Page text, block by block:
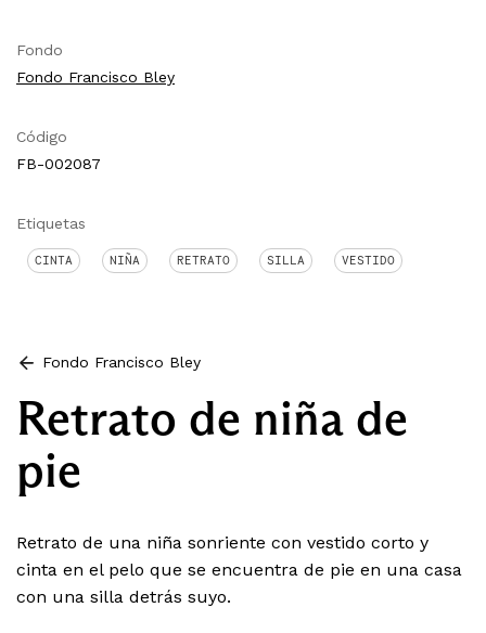
Fondo
Fondo Francisco Bley
Código
FB-002087
Etiquetas
CINTA NIÑA RETRATO SILLA VESTIDO
Fondo Francisco Bley
Retrato de niña de
pie
Retrato de una niña sonriente con vestido corto y
cinta en el pelo que se encuentra de pie en una casa
con una silla detrás suyo.